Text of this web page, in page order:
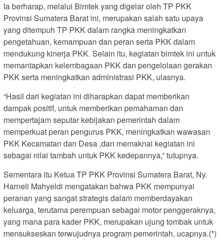
Ia berharap, melalui Bimtek yang digelar oleh TP PKK
Provinsi Sumatera Barat ini, merupakan salah satu upaya
yang ditempuh TP PKK dalam rangka meningkatkan
pengetahuan, kemampuan dan peran serta PKK dalam
mendukung kinerja PKK. Selain itu, kegiatan bimtek ini untuk
memantapkan kelembagaan PKK dan pengelolaan gerakan
PKK serta meningkatkan administrasi PKK, ulasnya.
“Hasil dari kegiatan ini diharapkan dapat memberikan
dampak positif, untuk memberikan pemahaman dan
mempertajam seputar kebijakan pemerintah dalam
memperkuat peran pengurus PKK, meningkatkan wawasan
PKK Kecamatan dan Desa ,dan memaknai kegiatan ini
sebagai nilai tambah untuk PKK kedepannya,” tutupnya.
Sementara itu Ketua TP PKK Provinsi Sumatera Barat, Ny.
Harneli Mahyeldi mengatakan bahwa PKK mempunyai
peranan yang sangat strategis dalam memberdayakan
keluarga, terutama perempuan sebagai motor penggeraknya,
yang mana para kader PKK, merupakan ujung tombak untuk
mensukseskan terwujudnya program pemerintah, ucapnya.(*)